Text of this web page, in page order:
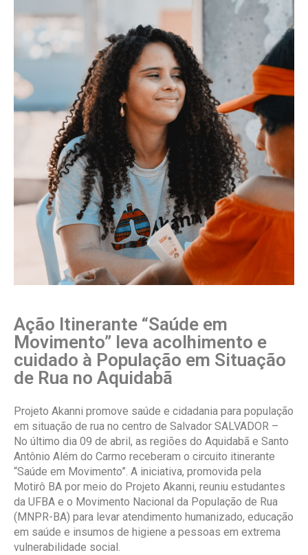
Ação Itinerante “Saúde em
Movimento” leva acolhimento e
cuidado à População em Situação
de Rua no Aquidabã
Projeto Akanni promove saúde e cidadania para população
em situação de rua no centro de Salvador SALVADOR –
No último dia 09 de abril, as regiões do Aquidabã e Santo
Antônio Além do Carmo receberam o circuito itinerante
“Saúde em Movimento”. A iniciativa, promovida pela
Motirô BA por meio do Projeto Akanni, reuniu estudantes
da UFBA e o Movimento Nacional da População de Rua
(MNPR-BA) para levar atendimento humanizado, educação
em saúde e insumos de higiene a pessoas em extrema
vulnerabilidade social.